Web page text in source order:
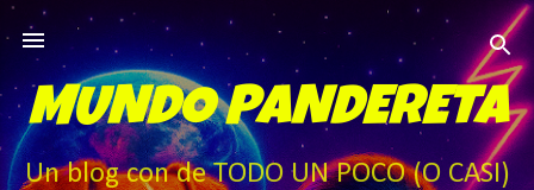
Ir al contenido principal
MUNDO PANDERETA
Un blog con de TODO UN POCO (O CASI)